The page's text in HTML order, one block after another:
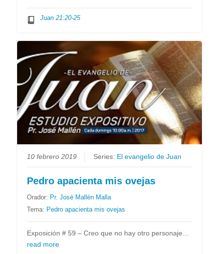
Juan 21:20-25
10 febrero 2019 Series: El evangelio de Juan
Pedro apacienta mis ovejas
Orador: Pr. José Mallén Malla
Tema: Pedro apacienta mis ovejas
Exposición # 59 – Creo que no hay otro personaje…
read more